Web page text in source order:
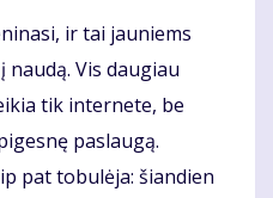
ir tai jauniems
Vis daugiau
tik internete, be
paslaugą.
pat tobulėja: šiandien